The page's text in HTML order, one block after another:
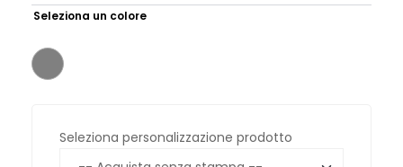
Seleziona un colore
Seleziona personalizzazione prodotto